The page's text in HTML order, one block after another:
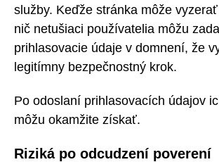
služby. Keďže stránka môže
nič netušiaci používatelia môžu
prihlasovacie údaje v domnení, že
legitímny bezpečnostný krok.
Po odoslaní prihlasovacích údajov
môžu okamžite získať.
Riziká po odcudzení poverení